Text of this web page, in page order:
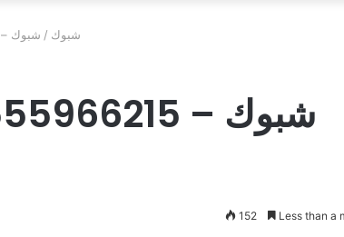
شبوك / شبوك – 0555966215 مؤسسة المغفوري شبوك|0555966215
152 Less than a